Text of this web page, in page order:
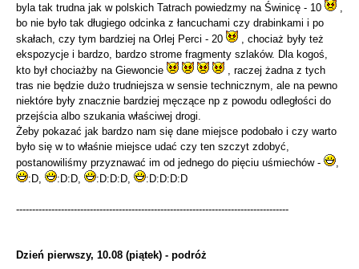
byla tak trudna jak w polskich Tatrach powiedzmy na Świnicę - 10
bo nie było tak długiego odcinka z łancuchami czy drabinkami i po
skałach, czy tym bardziej na Orlej Perci - 20
, chociaż były też
ekspozycje i bardzo, bardzo strome fragmenty szlaków. Dla kogoś,
kto był chociażby na Giewoncie
, raczej żadna z tych
tras nie będzie dużo trudniejsza w sensie technicznym, ale na pewno
niektóre były znacznie bardziej męczące np z powodu odległości do
przejścia albo szukania właściwej drogi.
Żeby pokazać jak bardzo nam się dane miejsce podobało i czy warto
było się w to właśnie miejsce udać czy ten szczyt zdobyć,
postanowiliśmy przyznawać im od jednego do pięciu uśmiechów -
:D,
:D:D, :D:D:D, :D:D:D:D
-------------------------------------------------------------------------------------
Dzień pierwszy, 10.08 (piątek) - podróż